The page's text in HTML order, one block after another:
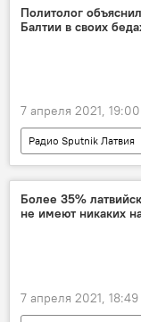
коронавирус
Политолог
Балтии в своих
7 апреля 2021, 19:00
Радио Sputnik Латвия
Россия
Дмитрий Солонников
Более 35%
не имеют никаких
7 апреля 2021, 18:49